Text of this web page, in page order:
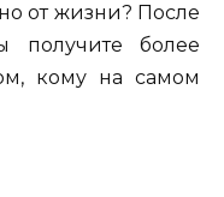
от жизни? После
получите более
кому на самом